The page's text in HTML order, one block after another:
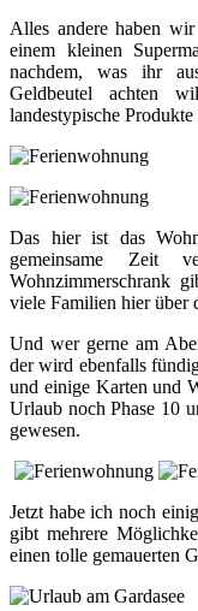
Alles andere haben
einem kleinen
nachdem, was ihr
Geldbeutel achten
landestypische
Das hier ist das
gemeinsame Zeit
Wohnzimmerschrank
viele Familien hier über
Und wer gerne am
der wird ebenfalls
und einige Karten und
Urlaub noch Phase 10
gewesen.
Jetzt habe ich noch
gibt mehrere
einen tolle gemauerten